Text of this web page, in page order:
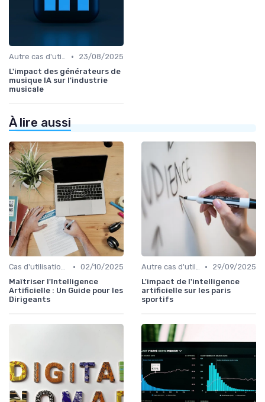
Autre cas d'utilisation •
23/08/2025
L'impact des générateurs de
musique IA sur l'industrie
musicale
À lire aussi
Cas d'utilisation IA Business • 02/10/2025
Maîtriser l'Intelligence
Artificielle : Un Guide pour les
Dirigeants
Autre cas d'utilisation •
29/09/2025
L'impact de l'intelligence
artificielle sur les paris
sportifs